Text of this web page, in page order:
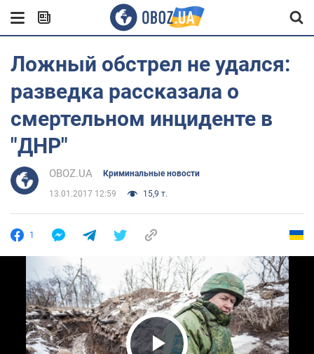
Ложный обстрел не удался:
разведка рассказала о
смертельном инциденте в
"ДНР"
OBOZ.UA Криминальные новости
13.01.2017 12:59 15,9 т.
1